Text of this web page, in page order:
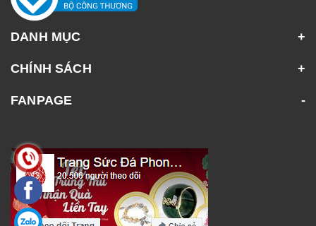
DANH MỤC
CHÍNH SÁCH
FANPAGE